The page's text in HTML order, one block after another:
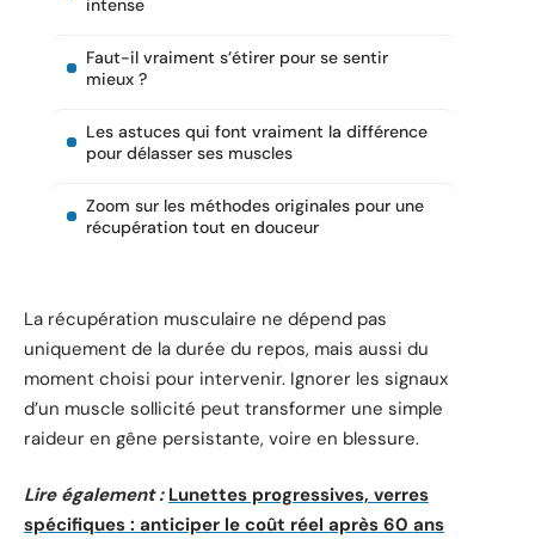
intense
Faut-il vraiment s’étirer pour se sentir
mieux ?
Les astuces qui font vraiment la différence
pour délasser ses muscles
Zoom sur les méthodes originales pour une
récupération tout en douceur
La récupération musculaire ne dépend pas
uniquement de la durée du repos, mais aussi du
moment choisi pour intervenir. Ignorer les signaux
d’un muscle sollicité peut transformer une simple
raideur en gêne persistante, voire en blessure.
Lire également : Lunettes progressives, verres
spécifiques : anticiper le coût réel après 60 ans